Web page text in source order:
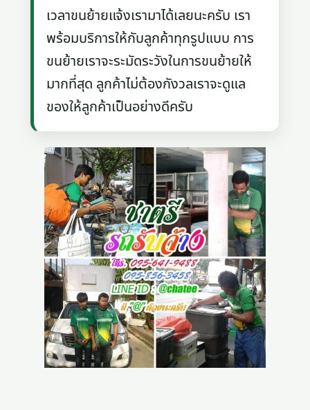
เวลาขนย้ายแจ้งเรามาได้เลยนะครับ เรา
พร้อมบริการให้กับลูกค้าทุกรูปแบบ การ
ขนย้ายเราจะระมัดระวังในการขนย้ายให้
มากที่สุด ลูกค้าไม่ต้องกังวลเราจะดูแล
ของให้ลูกค้าเป็นอย่างดีครับ